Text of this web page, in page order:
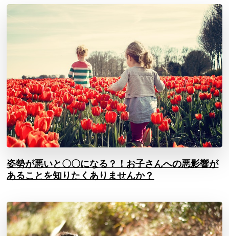
姿勢が悪いと〇〇になる？！お子さんへの悪影響が
あることを知りたくありませんか？